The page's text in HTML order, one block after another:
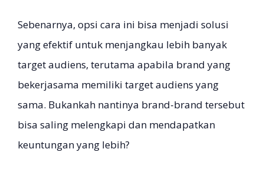
Sebenarnya, opsi cara ini bisa menjadi solusi
yang efektif untuk menjangkau lebih banyak
target audiens, terutama apabila brand yang
bekerjasama memiliki target audiens yang
sama. Bukankah nantinya brand-brand tersebut
bisa saling melengkapi dan mendapatkan
keuntungan yang lebih?